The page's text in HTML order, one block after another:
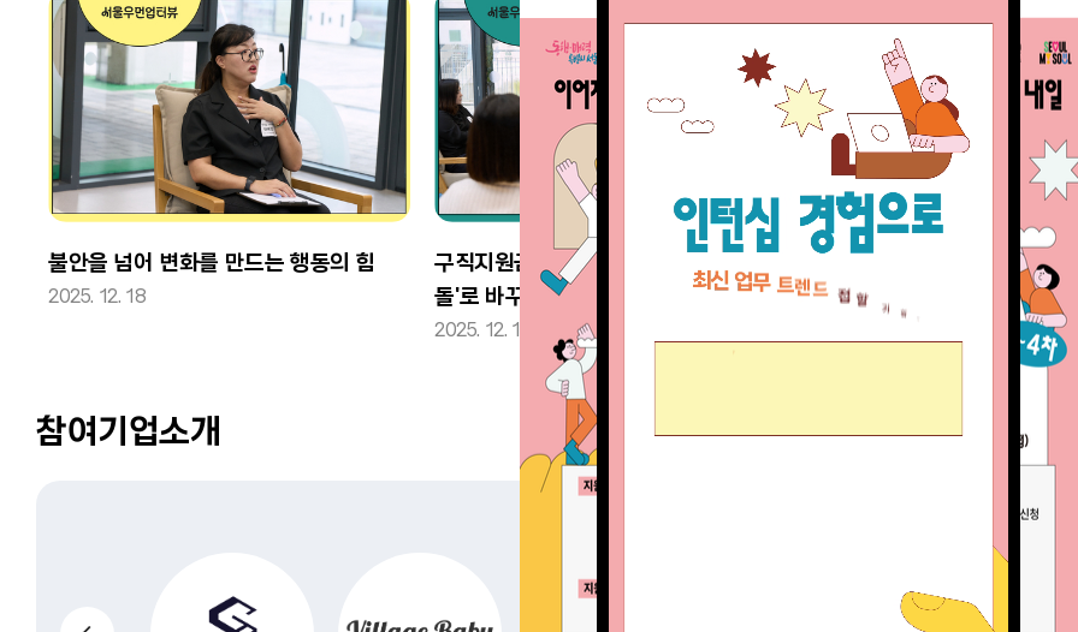
불안을 넘어 변화를 만드는 행동의 힘
2025. 12. 18
구직지원금이 경력단절의 시간을 '디딤
돌'로 바꾸는 법
2025. 12. 17
두려움을 확신으로 바꾸는
업 인턴십
참여기업소개
참